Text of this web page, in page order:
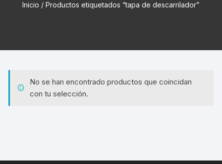
Inicio / Productos etiquetados “tapa de descarrilador”
No se han encontrado productos que coincidan
con tu selección.